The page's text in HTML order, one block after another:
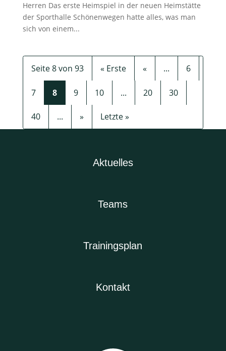
Herren Das erste Heimspiel in der neuen Heimstätte
der Sporthalle Schönenwegen hatte alles, was man
sich von einem...
Seite 8 von 93 « Erste « ... 6
7 8 9 10 ... 20 30
40 ... » Letzte »
Aktuelles
Teams
Trainingsplan
Kontakt